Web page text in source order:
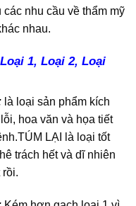
nhu cầu về thẩm mỹ
nhau.
1, Loại 2, Loại
là loại sản phẩm kích
hoa văn và họa tiết
LẠI là loại tốt
trách hết và dĩ nhiên
rồi.